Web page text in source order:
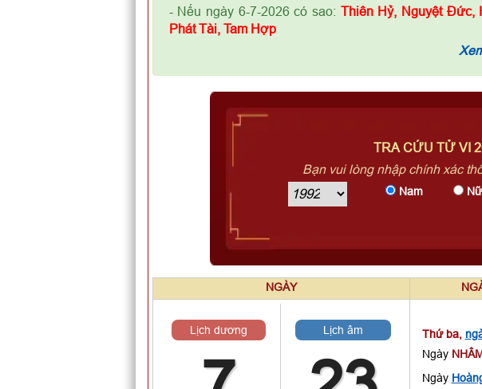
- Nếu ngày 6-7-2026 có sao: Thiên Hỷ, Nguyệt Đức,
Phát Tài, Tam Hợp
TRA CỨU TỬ VI
Bạn vui lòng nhập chính xác
Nam Nữ
NGÀY
Lịch dương Lịch âm Thứ ba,
Ngày
Ngày